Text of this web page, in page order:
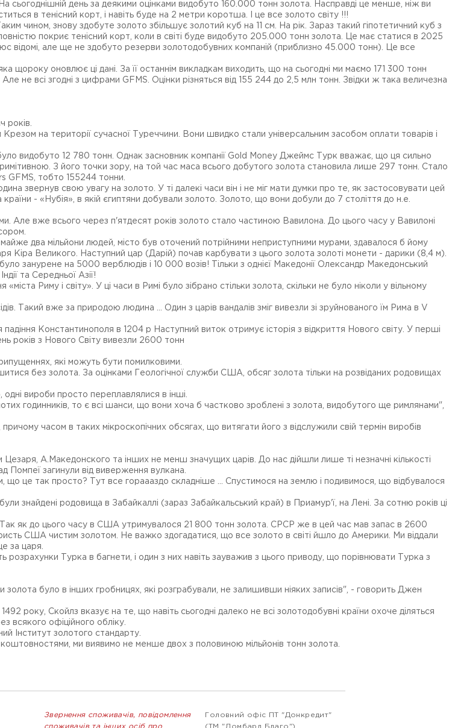
день за деякими оцінками видобуто 160.000 тонн золота. Насправді це менше, ніж ви
в тенісний корт, і навіть буде на 2 метри коротша. І це все золото світу !!!
чином, знову здобуте золото збільшує золотий куб на 11 см. На рік. Зараз такий гіпотетичний куб з
покриє тенісний корт, коли в світі буде видобуто 205.000 тонн золота. Це має статися в 2025
відомі, але ще не здобуто резерви золотодобувних компаній (приблизно 45.000 тонн). Це все
щороку оновлює ці дані. За її останнім викладкам виходить, що на сьогодні ми маємо 171 300 тонн
не всі згодні з цифрами GFMS. Оцінки різняться від 155 244 до 2,5 млн тонн. Звідки ж така величезна
років.
на території сучасної Туреччини. Вони швидко стали універсальним засобом оплати товарів і
видобуто 12 780 тонн. Однак засновник компанії Gold Money Джеймс Турк вважає, що ця сильно
З його точки зору, на той час маса всього добутого золота становила лише 297 тонн. Стало
GFMS, тобто 155244 тонни.
свою увагу на золото. У ті далекі часи він і не міг мати думки про те, як застосовувати цей
- «Нубія», в якій єгиптяни добували золото. Золото, що вони добули до 7 століття до н.е.
Але вже всього через п'ятдесят років золото стало частиною Вавилона. До цього часу у Вавилоні
два мільйони людей, місто був оточений потрійними неприступними мурами, здавалося б йому
Кіра Великого. Наступний цар (Дарій) почав карбувати з цього золота золоті монети - дарики (8,4 м).
занурене на 5000 верблюдів і 10 000 возів! Тільки з однієї Македонії Олександр Македонський
та Середньої Азії!
Риму і світу». У ці часи в Римі було зібрано стільки золота, скільки не було ніколи у вільному
Такий вже за природою людина ... Один з царів вандалів зміг вивезли зі зруйнованого їм Рима в V
падіння Константинополя в 1204 р Наступний виток отримує історія з відкриття Нового світу. У перші
років з Нового Світу вивезли 2600 тонн
які можуть бути помилковими.
без золота. За оцінками Геологічної служби США, обсяг золота тільки на розвіданих родовищах
вироби просто переплавлялися в інші.
годинників, то є всі шанси, що вони хоча б частково зроблені з золота, видобутого ще римлянами",
часом в таких мікроскопічних обсягах, що витягати його з відслужили свій термін виробів
А.Македонского та інших не менш значущих царів. До нас дійшли лише ті незначні кількості
Помпеї загинули від виверження вулкана.
це так просто? Тут все гораааздо складніше ... Спустимося на землю і подивимося, що відбувалося
знайдені родовища в Забайкаллі (зараз Забайкальський край) в Приамур'ї, на Лені. За сотню років ці
як до цього часу в США утримувалося 21 800 тонн золота. СРСР же в цей час мав запас в 2600
США чистим золотом. Не важко здогадатися, що все золото в світі йшло до Америки. Ми віддали
за царя.
розрахунки Турка в багнети, і один з них навіть зауважив з цього приводу, що порівнювати Турка з
було в інших гробницях, які розграбували, не залишивши ніяких записів", - говорить Джен
року, Скойлз вказує на те, що навіть сьогодні далеко не всі золотодобувні країни охоче діляться
всякого офіційного обліку.
Інститут золотого стандарту.
ми виявимо не менше двох з половиною мільйонів тонн золота.
Звернення споживачів, повідомлення
споживачів та інших осіб про
Головний офіс ПТ "Донкредит"
(ТМ "Ломбард Благо")